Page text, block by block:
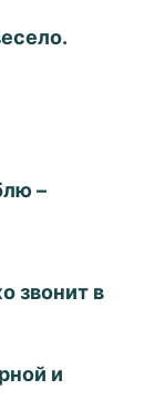
–
звонит в
и